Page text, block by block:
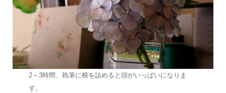
2～3時間、執筆に根を詰めると頭がいっぱいになりま
す。